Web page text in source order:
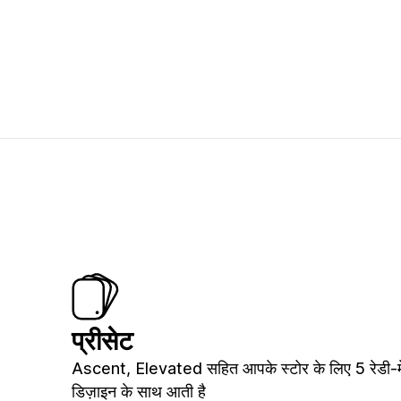
प्रीसेट
Ascent, Elevated सहित आपके स्टोर के लिए 5 रेडी-
डिज़ाइन के साथ आती है